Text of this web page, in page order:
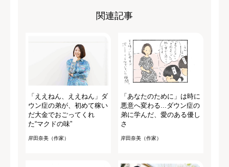
関連記事
「ええねん、ええねん」ダ
ウン症の弟が、初めて稼い
だ大金でおごってくれ
た“マクドの味”
岸田奈美（作家）
「あなたのために」は時に
悪意へ変わる...ダウン症の
弟に学んだ、愛のある優し
さ
岸田奈美（作家）